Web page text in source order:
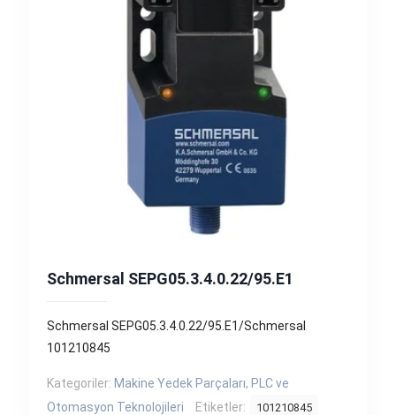
Schmersal SEPG05.3.4.0.22/95.E1
Schmersal SEPG05.3.4.0.22/95.E1/Schmersal
101210845
Kategoriler: Makine Yedek Parçaları, PLC ve
Otomasyon Teknolojileri
Etiketler: 101210845